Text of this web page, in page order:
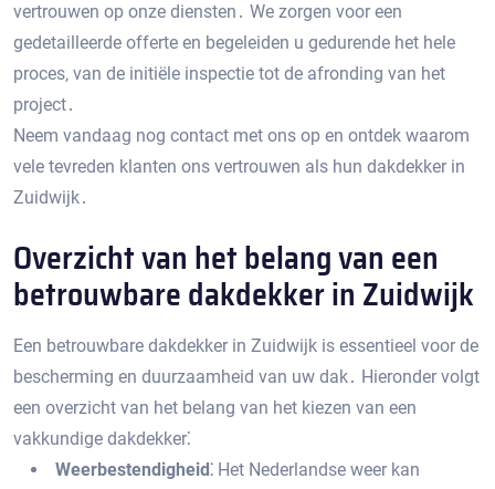
vertrouwen op onze diensten․ We zorgen voor een
gedetailleerde offerte en begeleiden u gedurende het hele
proces‚ van de initiële inspectie tot de afronding van het
project․
Neem vandaag nog contact met ons op en ontdek waarom
vele tevreden klanten ons vertrouwen als hun dakdekker in
Zuidwijk․
Overzicht van het belang van een
betrouwbare dakdekker in Zuidwijk
Een betrouwbare dakdekker in Zuidwijk is essentieel voor de
bescherming en duurzaamheid van uw dak․ Hieronder volgt
een overzicht van het belang van het kiezen van een
vakkundige dakdekker⁚
Weerbestendigheid⁚ Het Nederlandse weer kan